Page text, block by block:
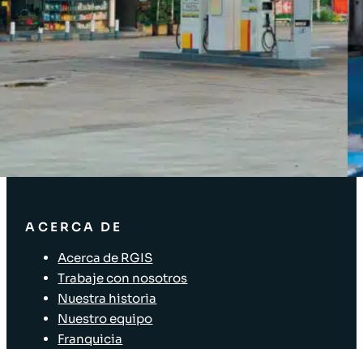
Acceso Clientes
SOLUCIONES
Soluciones de inventario
Soluciones empresariales
Soluciones para la cadena de suministro
Etiquetado de activos
ACERCA DE
Acerca de RGIS
Trabaje con nosotros
Nuestra historia
Nuestro equipo
Franquicia